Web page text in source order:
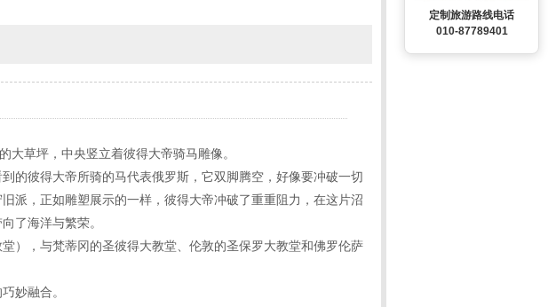
大草坪，中央竖立着彼得大帝骑马雕像。
的彼得大帝所骑的马代表俄罗斯，它双脚腾空，好像要冲破一切
派，正如雕塑展示的一样，彼得大帝冲破了重重阻力，在这片沼
了海洋与繁荣。
），与梵蒂冈的圣彼得大教堂、伦敦的圣保罗大教堂和佛罗伦萨
妙融合。
定制旅游路线电话
010-87789401